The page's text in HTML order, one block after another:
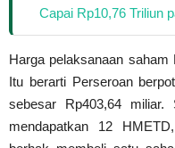
Capai Rp10,76 Triliun
Harga pelaksanaan
Itu berarti Perseroan
sebesar Rp403,64
mendapatkan 12